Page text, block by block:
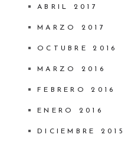
ABRIL 2017
MARZO 2017
OCTUBRE 2016
MARZO 2016
FEBRERO 2016
ENERO 2016
DICIEMBRE 2015